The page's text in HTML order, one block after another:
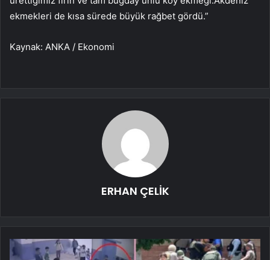
ekmekleri de kısa sürede büyük rağbet gördü.”
Kaynak: ANKA / Ekonomi
ERHAN ÇELİK